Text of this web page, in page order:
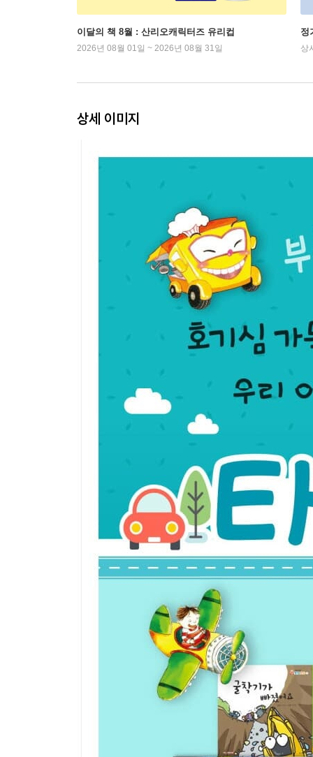
이달의 책 8월 : 산리오캐릭터즈 유리컵
2026년 08월 01일 ~ 2026년 08월 31일
정
상
상세 이미지